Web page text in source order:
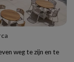
weg te zijn en te